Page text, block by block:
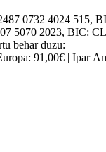
0732 4024 515,
5070 2023, BIC:
behar duzu:
: 91,00€ | Ipar